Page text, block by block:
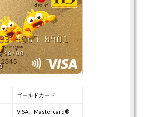
ゴールドカード
VISA、Mastercard®